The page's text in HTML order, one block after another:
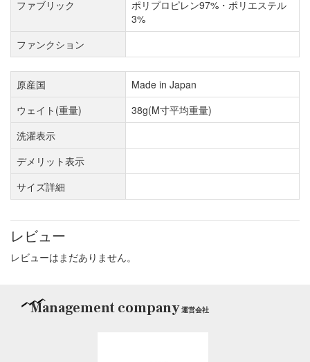
ファブリック
ポリプロピレン97%・ポリエステル
3%
ファンクション
原産国
Made in Japan
ウェイト(重量)
38g(M寸平均重量)
洗濯表示
デメリット表示
サイズ詳細
レビュー
レビューはまだありません。
Management company運営会社